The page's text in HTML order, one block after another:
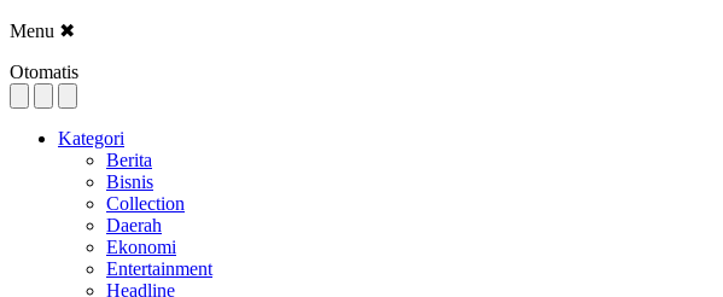
Menu ✖
Otomatis
Kategori
Berita
Bisnis
Collection
Daerah
Ekonomi
Entertainment
Headline